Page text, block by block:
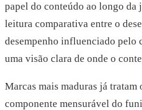
papel do conteúdo ao longo da
leitura comparativa entre o
desempenho influenciado pelo
uma visão clara de onde o
Marcas mais maduras já tratam
componente mensurável do